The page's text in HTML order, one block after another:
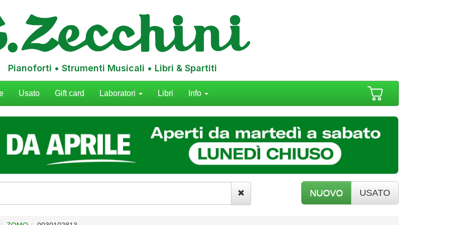
Pianoforti • Strumenti Musicali • Libri & Spartiti
Usato Gift card Laboratori Libri Info
NUOVO USATO